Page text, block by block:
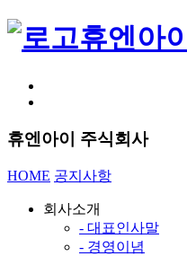
휴엔아
휴엔아이 주식회사
HOME 공지사항
회사소개
- 대표인사말
- 경영이념